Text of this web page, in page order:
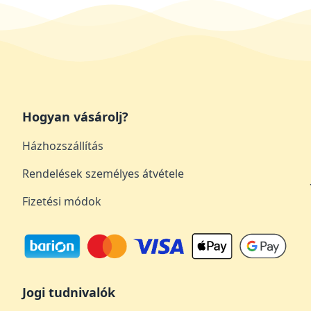
Hogyan vásárolj?
Házhozszállítás
Rendelések személyes átvétele
Fizetési módok
Jogi tudnivalók